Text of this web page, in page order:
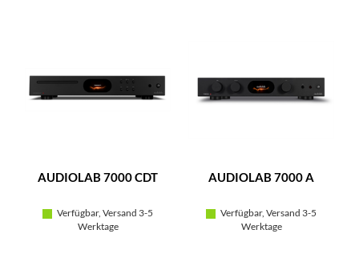
AUDIOLAB 7000 CDT
Verfügbar, Versand 3-5
Werktage
AUDIOLAB 7000 A
Verfügbar, Versand 3-5
Werktage